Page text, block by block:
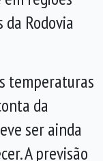
Rodovia
temperaturas
da
ser ainda
A previsão